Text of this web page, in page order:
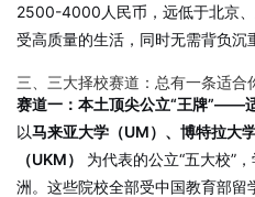
2500-4000人民币，远低于北京
受高质量的生活，同时无需背负沉
三、三大择校赛道：总有一条适合
赛道一：本土顶尖公立“王牌”——
以马来亚大学（UM）、博特拉大
（UKM）
为代表的公立“五大校”
洲。这些院校全部受中国教育部